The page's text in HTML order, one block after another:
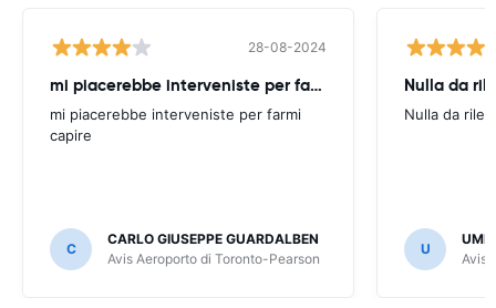
28-08-2024
mi piacerebbe interveniste per farmi
mi piacerebbe interveniste per farmi
capire
C
CARLO GIUSEPPE GUARDALBEN
Avis Aeroporto di Toronto-Pearson
Nulla da
Nulla da
U
Avis